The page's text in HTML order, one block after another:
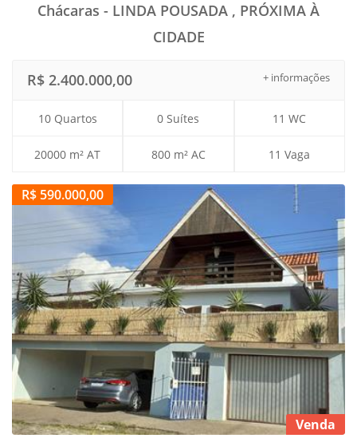
Chácaras - LINDA POUSADA , PRÓXIMA À
CIDADE
+ informações
R$ 2.400.000,00
10 Quartos 0 Suítes 11 WC
20000 m² AT 800 m² AC 11 Vaga
R$ 590.000,00
Venda